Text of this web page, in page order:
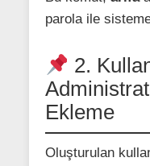
parola ile
2.
Ekleme
Oluşturulan